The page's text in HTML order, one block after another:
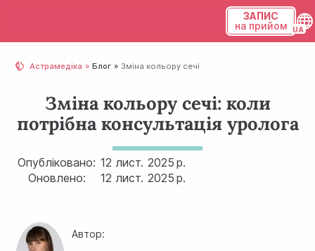
ЗАПИС
на прийом
Астрамедіка Блог Зміна кольору сечі
Зміна кольору сечі: коли
потрібна консультація уролога
Опубліковано: 12 лист. 2025 р.
Оновлено:
12 лист. 2025 р.
Автор: